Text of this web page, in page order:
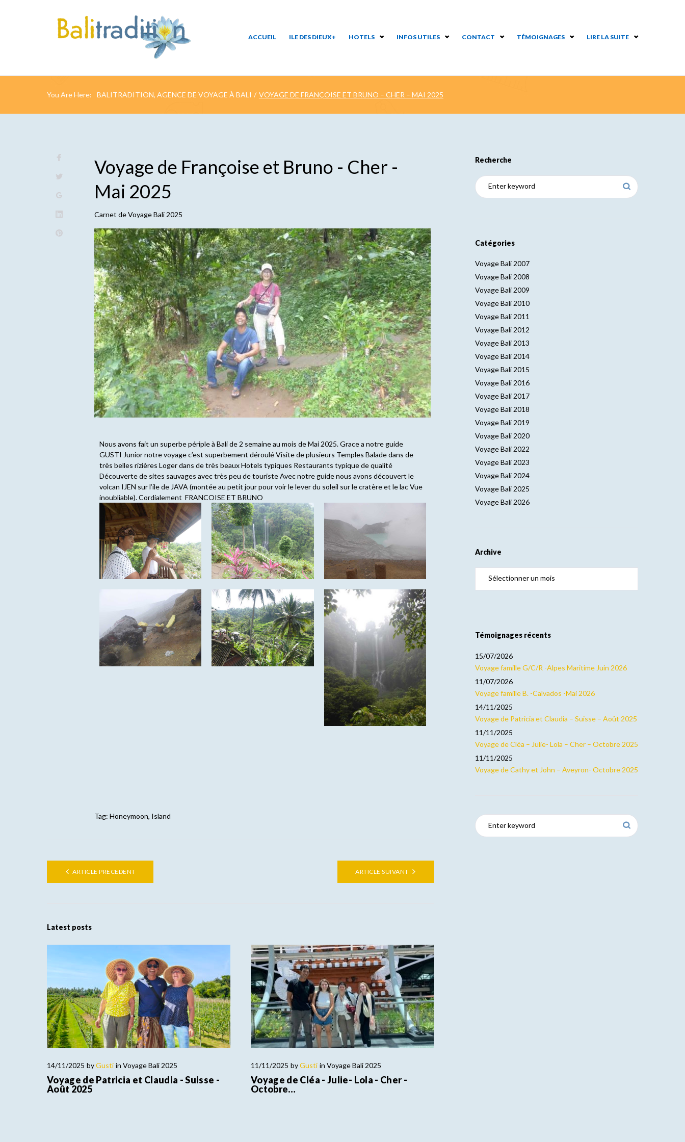
ACCUEIL ILE DES DIEUX+ HOTELS INFOS UTILES CONTACT TÉMOIGNAGES LIRE LA SUITE
You Are Here: BALITRADITION, AGENCE DE VOYAGE À BALI / VOYAGE DE FRANÇOISE ET BRUNO – CHER – MAI 2025
Voyage de Françoise et Bruno - Cher -
Mai 2025
Carnet deVoyage Bali 2025
Nous avons fait un superbe périple à Bali de 2 semaine au mois de Mai 2025. Grace a notre guide
GUSTI Junior notre voyage c’est superbement déroulé Visite de plusieurs Temples Balade dans de
très belles rizières Loger dans de très beaux Hotels typiques Restaurants typique de qualité
Découverte de sites sauvages avec très peu de touriste Avec notre guide nous avons découvert le
volcan IJEN sur l’ile de JAVA (montée au petit jour pour voir le lever du soleil sur le cratère et le lac Vue
inoubliable). Cordialement FRANCOISE ET BRUNO
Tag: Honeymoon, Island
ARTICLE PRECEDENT ARTICLE SUIVANT
Latest posts
14/11/2025 byGusti in Voyage Bali 2025
Voyage de Patricia et Claudia - Suisse -
Août 2025
11/11/2025 byGusti in Voyage Bali 2025
Voyage de Cléa - Julie- Lola - Cher -
Octobre…
Recherche
Catégories
Voyage Bali 2007
Voyage Bali 2008
Voyage Bali 2009
Voyage Bali 2010
Voyage Bali 2011
Voyage Bali 2012
Voyage Bali 2013
Voyage Bali 2014
Voyage Bali 2015
Voyage Bali 2016
Voyage Bali 2017
Voyage Bali 2018
Voyage Bali 2019
Voyage Bali 2020
Voyage Bali 2022
Voyage Bali 2023
Voyage Bali 2024
Voyage Bali 2025
Voyage Bali 2026
Archive
Témoignages récents
Voyage famille G/C/R -Alpes Maritime Juin 2026
15/07/2026
Voyage famille B. -Calvados -Mai 2026
11/07/2026
Voyage de Patricia et Claudia – Suisse – Août 2025
14/11/2025
Voyage de Cléa – Julie- Lola – Cher – Octobre 2025
11/11/2025
Voyage de Cathy et John – Aveyron- Octobre 2025
11/11/2025